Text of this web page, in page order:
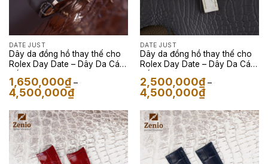
DATE JUST
Dây da đồng hồ thay thế cho
Rolex Day Date – Dây Da Cá
1,650,000₫ –
4,500,000₫Khoảng
giá:
1,650,000₫
đến
4,500,000₫
DATE JUST
Dây da đồng hồ thay thế cho
Rolex Day Date – Dây Da Cá
2,500,000₫ –
4,500,000₫Khoảng
giá:
2,500,000₫
đến
4,500,000₫